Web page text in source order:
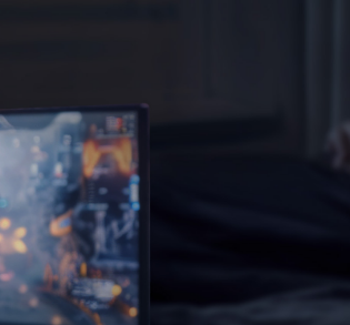
ULTIME
(Power Supply Design Guide) ATX
puissance totale de 220 % et une
fois plus élevée.